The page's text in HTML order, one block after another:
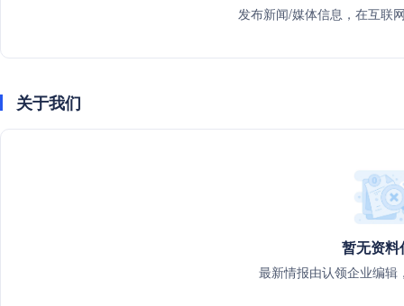
发布新闻/媒体信息，在互联
关于我们
暂无资料
最新情报由认领企业编辑